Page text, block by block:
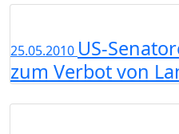
25.05.2010 US-
zum Verbot von